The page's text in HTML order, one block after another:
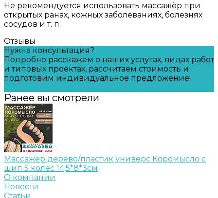
Не рекомендуется использовать массажёр при
открытых ранах, кожных заболеваниях, болезнях
сосудов и т. п.
Отзывы
Нужна консультация?
Подробно расскажем о наших услугах, видах работ
и типовых проектах, рассчитаем стоимость и
подготовим индивидуальное предложение!
Ранее вы смотрели
Массажёр дерево/пластик универс Коромысло с
шип 5 колёс 14,5*8*3см
О компании
Новости
Статьи